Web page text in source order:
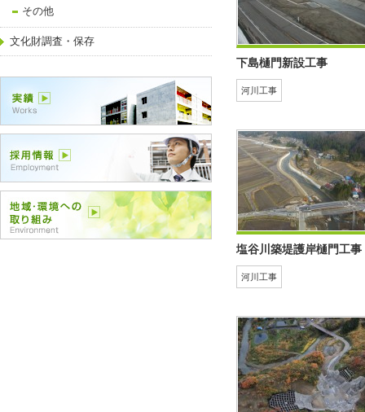
下島樋門新設工事
河川工事
塩谷川築堤護岸樋門工事
河川工事
その他
文化財調査・保存